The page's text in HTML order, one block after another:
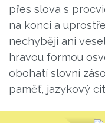
přes slova s
na konci a
nechybějí ani
hravou formou
obohatí slovní
paměť, jazykový